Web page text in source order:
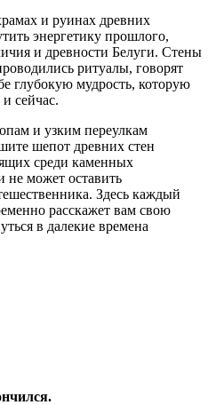
и руинах древних
энергетику прошлого,
и древности Белуги. Стены
ритуалы, говорят
глубокую мудрость, которую
сейчас.
и узким переулкам
шепот древних стен
среди каменных
не может оставить
Здесь каждый
расскажет вам свою
в далекие времена